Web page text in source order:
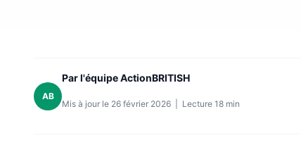
AB
Par l'équipe ActionBRITISH
Mis à jour le 26 février 2026 | Lecture 18 min